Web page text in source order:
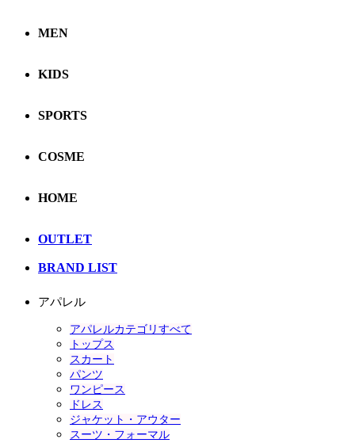
MEN
KIDS
SPORTS
COSME
HOME
OUTLET
BRAND LIST
アパレル
アパレルカテゴリすべて
トップス
スカート
パンツ
ワンピース
ドレス
ジャケット・アウター
スーツ・フォーマル